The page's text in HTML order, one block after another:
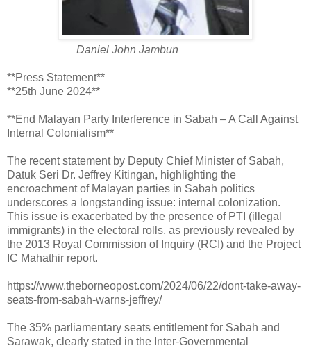
Daniel John Jambun
**Press Statement**
**25th June 2024**
**End Malayan Party Interference in Sabah – A Call Against
Internal Colonialism**
The recent statement by Deputy Chief Minister of Sabah,
Datuk Seri Dr. Jeffrey Kitingan, highlighting the
encroachment of Malayan parties in Sabah politics
underscores a longstanding issue: internal colonization.
This issue is exacerbated by the presence of PTI (illegal
immigrants) in the electoral rolls, as previously revealed by
the 2013 Royal Commission of Inquiry (RCI) and the Project
IC Mahathir report.
https://www.theborneopost.com/2024/06/22/dont-take-away-
seats-from-sabah-warns-jeffrey/
The 35% parliamentary seats entitlement for Sabah and
Sarawak, clearly stated in the Inter-Governmental